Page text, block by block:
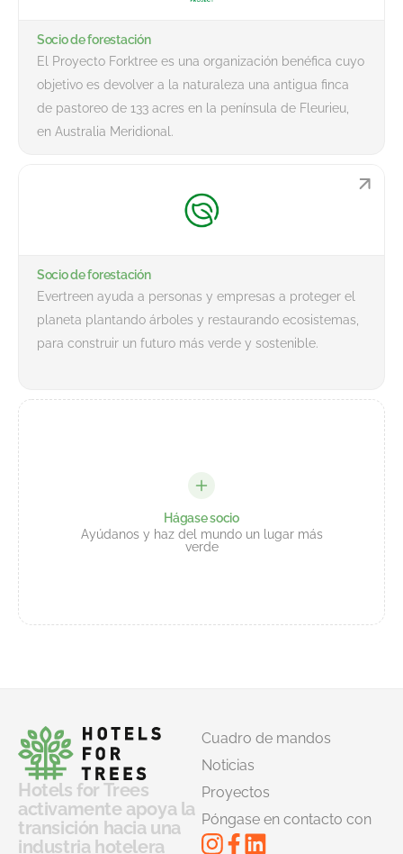
Hágase socio
Ayúdanos y haz del mundo un lugar más
verde
Socio de forestación
El Proyecto Forktree es una organización benéfica cuyo
objetivo es devolver a la naturaleza una antigua finca
de pastoreo de 133 acres en la península de Fleurieu,
en Australia Meridional.
Socio de forestación
Evertreen ayuda a personas y empresas a proteger el
planeta plantando árboles y restaurando ecosistemas,
para construir un futuro más verde y sostenible.
Hotels for Trees
activamente apoya la
transición hacia una
industria hotelera
Cuadro de mandos
Noticias
Proyectos
Póngase en contacto con